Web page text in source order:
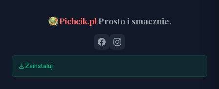
Pichcik.pl Prosto i smacznie.
Zainstaluj